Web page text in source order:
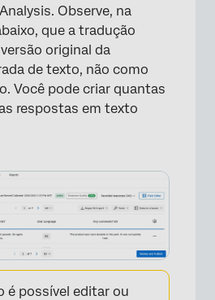
×
Observe, na
que a tradução
original da
de texto, não como
Você pode criar quantas
respostas em texto
é possível editar ou